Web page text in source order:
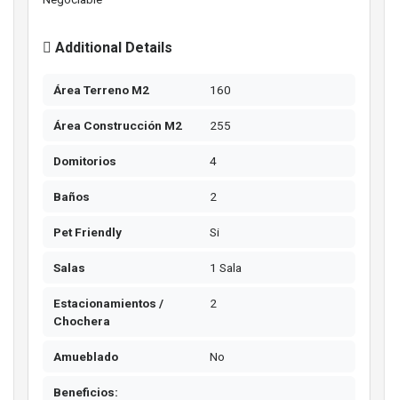
Additional Details
Área Terreno M2 160
Área Construcción M2 255
Domitorios 4
Baños 2
Pet Friendly Si
Salas 1 Sala
Estacionamientos /
Chochera
2
Amueblado No
Beneficios: